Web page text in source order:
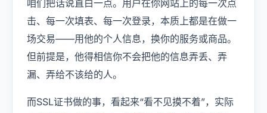
咱们把话说直白一点。用户在你网站上的每一次点
击、每一次填表、每一次登录，本质上都是在做一
场交易——用他的个人信息，换你的服务或商品。
但前提是，他得相信你不会把他的信息弄丢、弄
漏、弄给不该给的人。
而SSL证书做的事，看起来“看不见摸不着”，实际